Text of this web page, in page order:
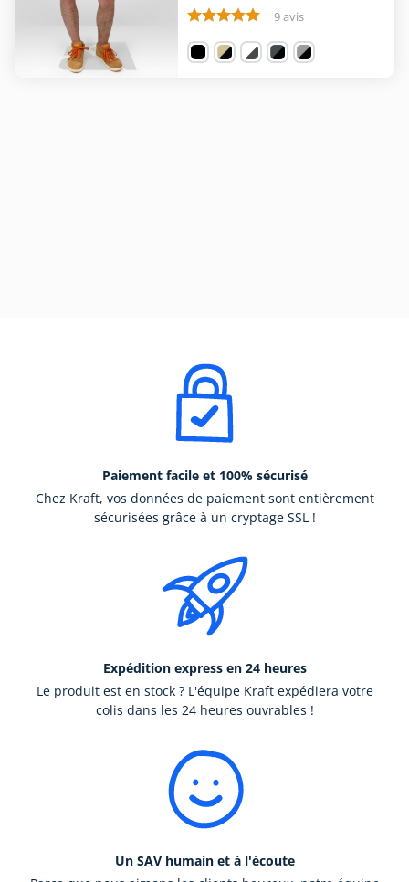
9 avis
Paiement facile et 100% sécurisé
Chez Kraft, vos données de paiement sont entièrement
sécurisées grâce à un cryptage SSL !
Expédition express en 24 heures
Le produit est en stock ? L'équipe Kraft expédiera votre
colis dans les 24 heures ouvrables !
Un SAV humain et à l'écoute